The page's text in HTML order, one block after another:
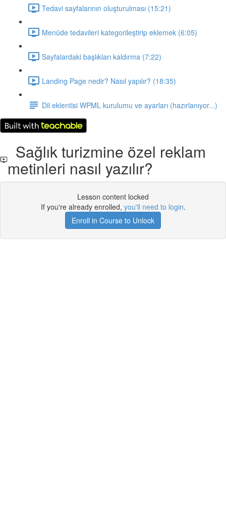
Tedavi sayfalarının oluşturulması (15:21)
Menüde tedavileri kategorileştirip eklemek (6:05)
Sayfalardaki başlıkları kaldırma (7:22)
Landing Page nedir? Nasıl yapılır? (18:35)
Dil eklentisi WPML kurulumu ve ayarları (hazırlanıyor...)
Sağlık turizmine özel reklam
metinleri nasıl yazılır?
Lesson content locked
If you're already enrolled, you'll need to login.
Enroll in Course to Unlock